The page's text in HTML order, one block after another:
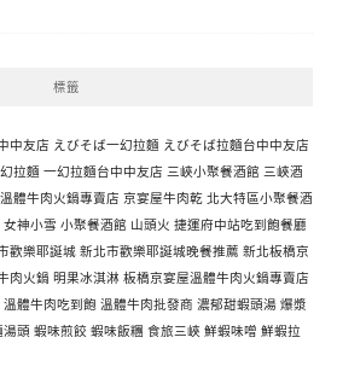
標籤
中友店 えびそば一幻拉麵 えびそば拉麵台中中友店
拉麵 一幻拉麵台中中友店 三峽小聚餐酒館 三峽酒
體牛肉火鍋專賣店 京宴屋牛肉乾 北大特區小聚餐酒
女神小雪 小聚餐酒館 山頭火 捷運府中站吃到飽餐廳
歡樂耶誕城 新北市歡樂耶誕城晚餐推薦 新北板橋京
肉火鍋 明果冰淇淋 板橋京宴屋溫體牛肉火鍋專賣店
溫體牛肉吃到飽 溫體牛肉批發商 濃郁甜蝦頭湯 爆漿
湯頭 蝦味煎餃 蝦味飯糰 食旅三峽 鮮蝦味噌 鮮蝦拉